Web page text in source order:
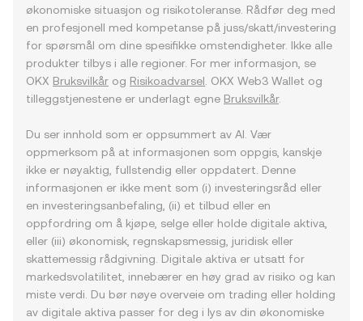
økonomiske situasjon og risikotoleranse. Rådfør deg med
en profesjonell med kompetanse på juss/skatt/investering
for spørsmål om dine spesifikke omstendigheter. Ikke alle
produkter tilbys i alle regioner. For mer informasjon, se
OKX Bruksvilkår og Risikoadvarsel . OKX Web3 Wallet og
tilleggstjenestene er underlagt egne Bruksvilkår.
Du ser innhold som er oppsummert av AI. Vær
oppmerksom på at informasjonen som oppgis, kanskje
ikke er nøyaktig, fullstendig eller oppdatert. Denne
informasjonen er ikke ment som (i) investeringsråd eller
en investeringsanbefaling, (ii) et tilbud eller en
oppfordring om å kjøpe, selge eller holde digitale aktiva,
eller (iii) økonomisk, regnskapsmessig, juridisk eller
skattemessig rådgivning. Digitale aktiva er utsatt for
markedsvolatilitet, innebærer en høy grad av risiko og kan
miste verdi. Du bør nøye overveie om trading eller holding
av digitale aktiva passer for deg i lys av din økonomiske